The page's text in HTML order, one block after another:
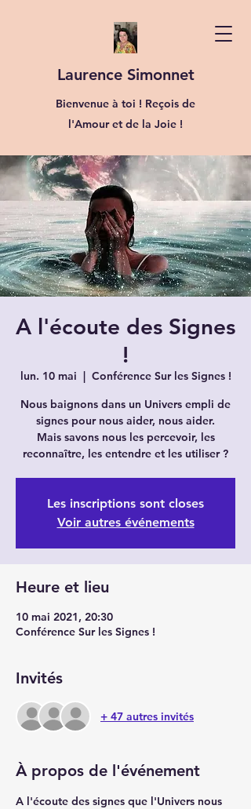
Laurence Simonnet
Bienvenue à toi ! Reçois de
l'Amour et de la Joie !
A l'écoute des Signes
!
lun. 10 mai
  |
Conférence Sur les Signes !
Nous baignons dans un Univers empli de
signes pour nous aider, nous aider.
Mais savons nous les percevoir, les
reconnaître, les entendre et les utiliser ?
Les inscriptions sont closes
Voir autres événements
Heure et lieu
10 mai 2021, 20:30
Conférence Sur les Signes !
Invités
+ 47 autres invités
À propos de l'événement
A l'écoute des signes que l'Univers nous